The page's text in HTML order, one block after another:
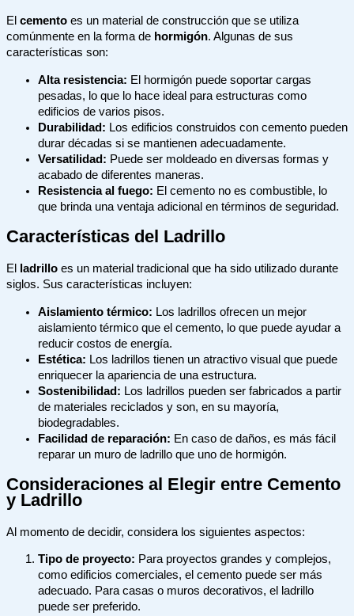
El cemento es un material de construcción que se utiliza
comúnmente en la forma de hormigón. Algunas de sus
características son:
Alta resistencia: El hormigón puede soportar cargas
pesadas, lo que lo hace ideal para estructuras como
edificios de varios pisos.
Durabilidad: Los edificios construidos con cemento pueden
durar décadas si se mantienen adecuadamente.
Versatilidad: Puede ser moldeado en diversas formas y
acabado de diferentes maneras.
Resistencia al fuego: El cemento no es combustible, lo
que brinda una ventaja adicional en términos de seguridad.
Características del Ladrillo
El ladrillo es un material tradicional que ha sido utilizado durante
siglos. Sus características incluyen:
Aislamiento térmico: Los ladrillos ofrecen un mejor
aislamiento térmico que el cemento, lo que puede ayudar a
reducir costos de energía.
Estética: Los ladrillos tienen un atractivo visual que puede
enriquecer la apariencia de una estructura.
Sostenibilidad: Los ladrillos pueden ser fabricados a partir
de materiales reciclados y son, en su mayoría,
biodegradables.
Facilidad de reparación: En caso de daños, es más fácil
reparar un muro de ladrillo que uno de hormigón.
Consideraciones al Elegir entre Cemento
y Ladrillo
Al momento de decidir, considera los siguientes aspectos:
Tipo de proyecto: Para proyectos grandes y complejos,
como edificios comerciales, el cemento puede ser más
adecuado. Para casas o muros decorativos, el ladrillo
puede ser preferido.